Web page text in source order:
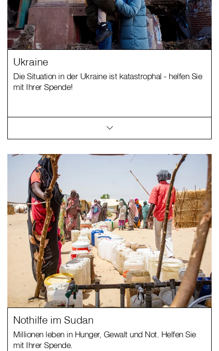
Ukraine
Die Situation in der Ukraine ist katastrophal - helfen Sie
mit Ihrer Spende!
Nothilfe im Sudan
Millionen leben in Hunger, Gewalt und Not. Helfen Sie
mit Ihrer Spende.